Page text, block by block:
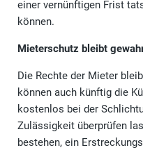
einer vernünftigen Frist
können.
Mieterschutz bleibt
Die Rechte der Mieter
können auch künftig die
kostenlos bei der
Zulässigkeit überprüfen
bestehen, ein